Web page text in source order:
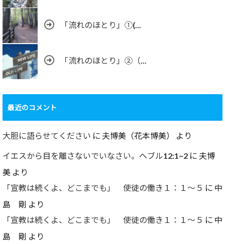
「流れのほとり」①(...
「流れのほとり」②（...
最近のコメント
大胆に語らせてください に 夫博美（花本博美） より
イエスから目を離さないでいなさい。ヘブル12:1~2 に 夫博
美 より
「宣教は続くよ、どこまでも」 使徒の働き１：１～５ に 中
島 剛 より
「宣教は続くよ、どこまでも」 使徒の働き１：１～５ に 中
島 剛 より